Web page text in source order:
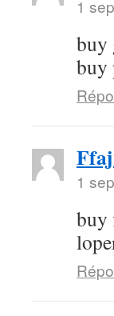
1
buy
buy
1
buy